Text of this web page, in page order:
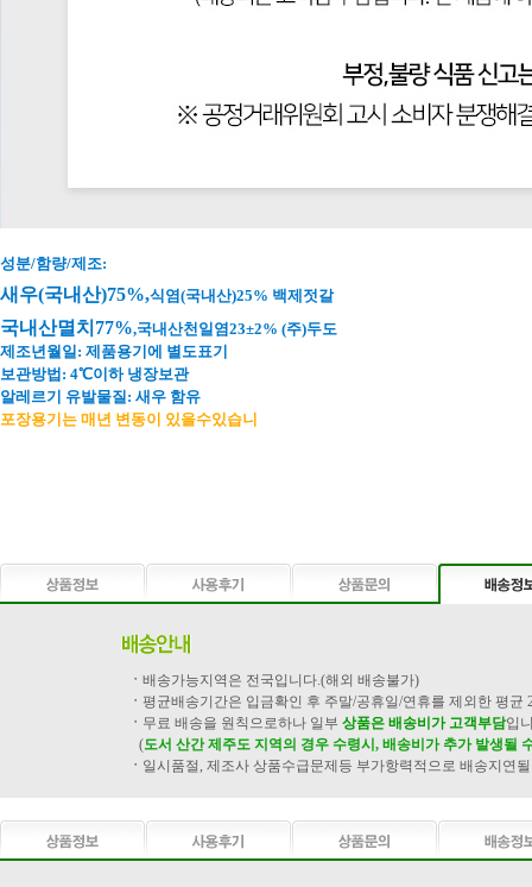
성분/함량/제조:
새우(국내산)75%,식염(국내산)25% 백제젓갈
국내산멸치77%,국내산천일염23±2% (주)두도
제조년월일: 제품용기에 별도표기
보관방법: 4℃이하 냉장보관
알레르기 유발물질: 새우 함유
포장용기는 매년 변동이 있을수있습니
ㆍ 배송가능지역은 전국입니다.(해외 배송불가)
ㆍ 평균배송기간은 입금확인 후 주말/공휴일/연휴를 제외한 평균
ㆍ 무료 배송을 원칙으로하나 일부 상품은 배송비가 고객부담입
(도서 산간 제주도 지역의 경우 수령시, 배송비가 추가 발생될
ㆍ 일시품절, 제조사 상품수급문제등 부가항력적으로 배송지연